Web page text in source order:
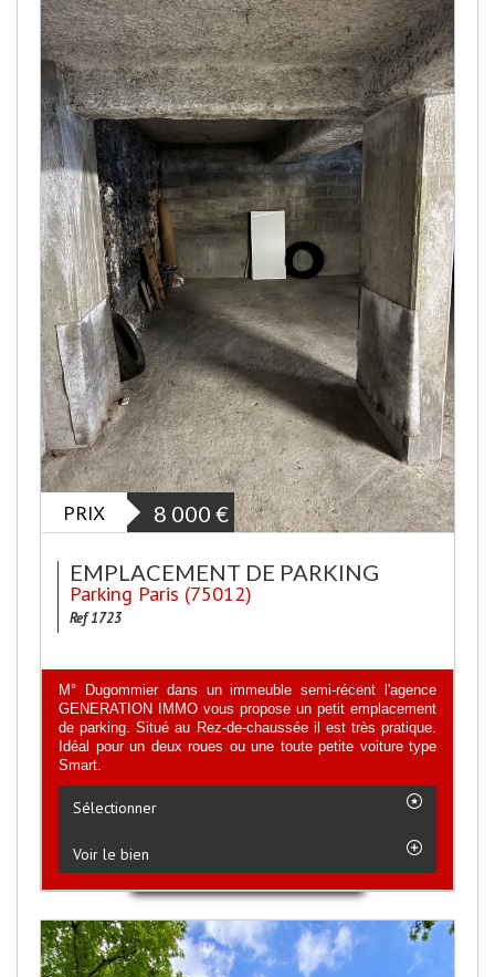
PRIX 8 000 €
EMPLACEMENT DE PARKING
Parking Paris (75012)
Ref 1723
M° Dugommier dans un immeuble semi-récent l'agence
GENERATION IMMO vous propose un petit emplacement
de parking. Situé au Rez-de-chaussée il est très pratique.
Idéal pour un deux roues ou une toute petite voiture type
Smart.
Sélectionner
Voir le bien